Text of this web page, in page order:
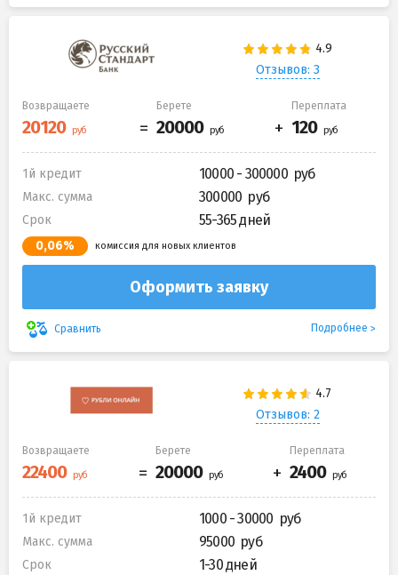
Отзывов: 3
Возвращаете Берете Переплата
1й кредит 10000 - 300000
Макс. сумма 300000
Срок 55-365 дней
0,06% комиссия для новых клиентов
Оформить заявку
Сравнить Подробнее
Отзывов: 2
Возвращаете Берете Переплата
1й кредит 1000 - 30000
Макс. сумма 95000
Срок 1-30 дней